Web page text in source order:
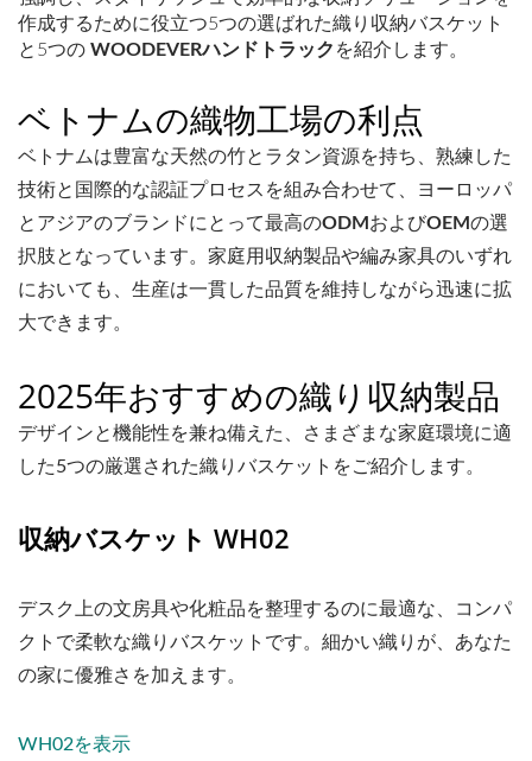
作成するために役立つ5つの選ばれた織り収納バスケット
と5つの WOODEVERハンドトラック を紹介します。
ベトナムの織物工場の利点
ベトナムは豊富な天然の竹とラタン資源を持ち、熟練した
技術と国際的な認証プロセスを組み合わせて、ヨーロッパ
とアジアのブランドにとって最高のODM およびOEMの選
択肢となっています。家庭用収納製品や編み家具のいずれ
においても、生産は一貫した品質を維持しながら迅速に拡
大できます。
2025年おすすめの織り収納製品
デザインと機能性を兼ね備えた、さまざまな家庭環境に適
した5つの厳選された織りバスケットをご紹介します。
収納バスケット WH02
デスク上の文房具や化粧品を整理するのに最適な、コンパ
クトで柔軟な織りバスケットです。細かい織りが、あなた
の家に優雅さを加えます。
WH02を表示